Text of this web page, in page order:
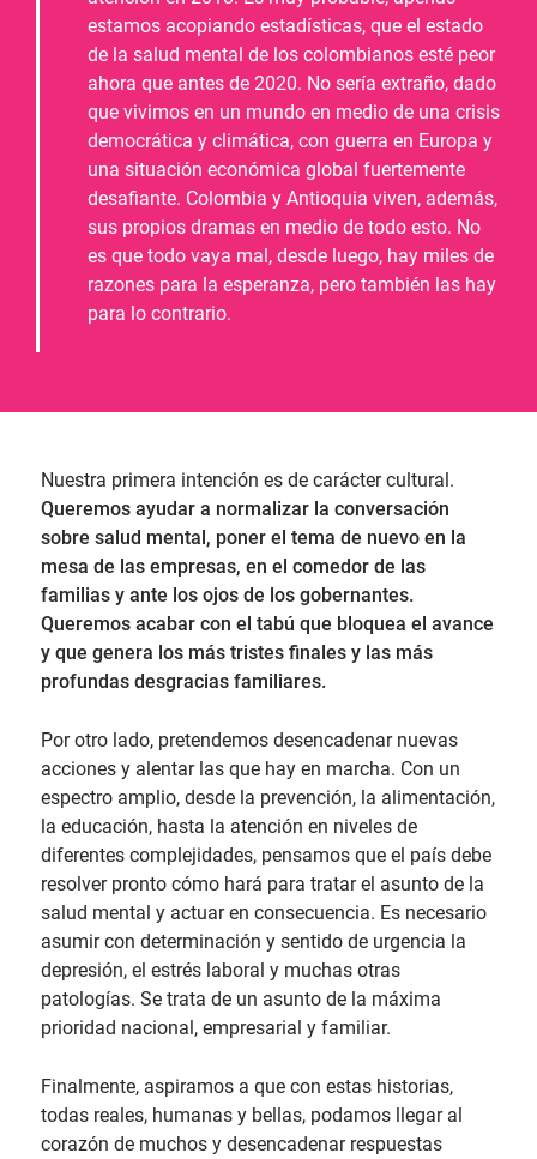
estamos acopiando estadísticas, que el estado
de la salud mental de los colombianos esté peor
ahora que antes de 2020. No sería extraño, dado
que vivimos en un mundo en medio de una crisis
democrática y climática, con guerra en Europa y
una situación económica global fuertemente
desafiante. Colombia y Antioquia viven, además,
sus propios dramas en medio de todo esto. No
es que todo vaya mal, desde luego, hay miles de
razones para la esperanza, pero también las hay
para lo contrario.
Nuestra primera intención es de carácter cultural.
Queremos ayudar a normalizar la conversación
sobre salud mental, poner el tema de nuevo en la
mesa de las empresas, en el comedor de las
familias y ante los ojos de los gobernantes.
Queremos acabar con el tabú que bloquea el avance
y que genera los más tristes finales y las más
profundas desgracias familiares.
Por otro lado, pretendemos desencadenar nuevas
acciones y alentar las que hay en marcha. Con un
espectro amplio, desde la prevención, la alimentación,
la educación, hasta la atención en niveles de
diferentes complejidades, pensamos que el país debe
resolver pronto cómo hará para tratar el asunto de la
salud mental y actuar en consecuencia. Es necesario
asumir con determinación y sentido de urgencia la
depresión, el estrés laboral y muchas otras
patologías. Se trata de un asunto de la máxima
prioridad nacional, empresarial y familiar.
Finalmente, aspiramos a que con estas historias,
todas reales, humanas y bellas, podamos llegar al
corazón de muchos y desencadenar respuestas